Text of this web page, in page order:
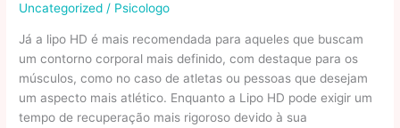
Uncategorized / Psicologo
Já a lipo HD é mais recomendada para aqueles que buscam
um contorno corporal mais definido, com destaque para os
músculos, como no caso de atletas ou pessoas que desejam
um aspecto mais atlético. Enquanto a Lipo HD pode exigir um
tempo de recuperação mais rigoroso devido à sua